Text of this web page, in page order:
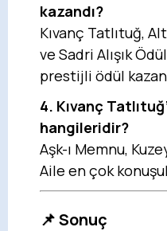
kazandı?
Kıvanç Tatlıtuğ,
ve Sadri Alışık
prestijli ödül
4. Kıvanç
hangileridir?
Aşk-ı Memnu,
Aile en çok
📌 Sonuç